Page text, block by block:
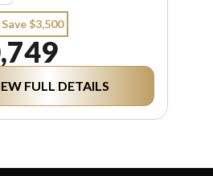
Save $3,500
FULL DETAILS